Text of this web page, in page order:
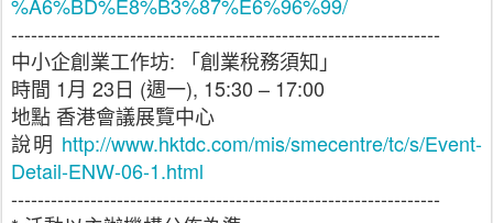
-----------------------------------------------------------------
中小企創業工作坊: 「創業稅務須知」
時間 1月 23日 (週一), 15:30 – 17:00
地點 香港會議展覽中心
說明 http://www.hktdc.com/mis/smecentre/tc/s/Event-
Detail-ENW-06-1.html
-----------------------------------------------------------------